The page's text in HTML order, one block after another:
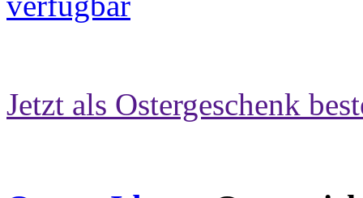
Jetzt als Ostergeschenk